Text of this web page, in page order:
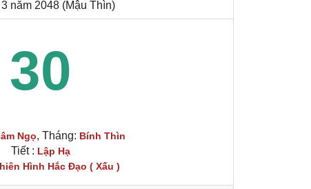
năm 2048 (Mậu Thìn)
30
Ngọ, Tháng: Bính Thìn
Tiết : Lập Hạ
Hình Hắc Đạo ( Xấu )